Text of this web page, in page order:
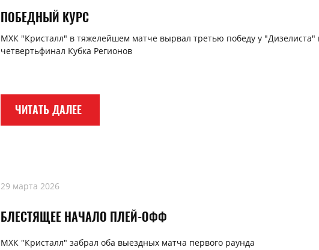
ПОБЕДНЫЙ КУРС
МХК "Кристалл" в тяжелейшем матче вырвал третью победу у
четвертьфинал Кубка Регионов
ЧИТАТЬ ДАЛЕЕ
29 марта 2026
БЛЕСТЯЩЕЕ НАЧАЛО ПЛЕЙ-ОФФ
МХК "Кристалл" забрал оба выездных матча первого раунда